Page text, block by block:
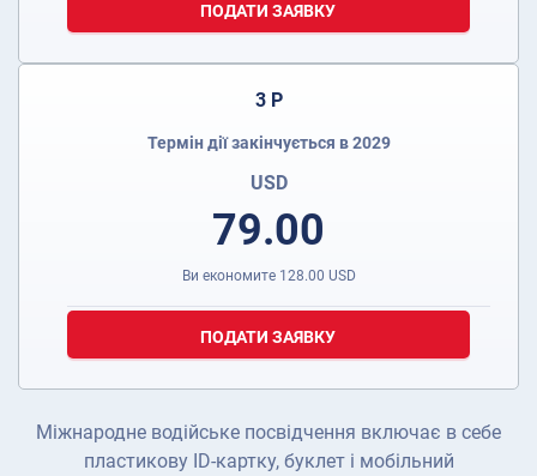
ПОДАТИ ЗАЯВКУ
3 Р
Термін дії закінчується в 2029
USD
79.00
Ви економите 128.00 USD
ПОДАТИ ЗАЯВКУ
Міжнародне водійське посвідчення включає в себе
пластикову ID-картку, буклет і мобільний